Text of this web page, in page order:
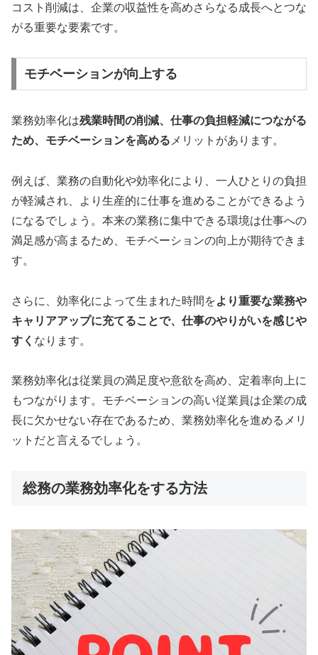
コスト削減は、企業の収益性を高めさらなる成長へとつな
がる重要な要素です。
モチベーションが向上する
業務効率化は残業時間の削減、仕事の負担軽減につながる
ため、モチベーションを高める メリットがあります。
例えば、業務の自動化や効率化により、一人ひとりの負担
が軽減され、より生産的に仕事を進めることができるよう
になるでしょう。本来の業務に集中できる環境は仕事への
満足感が高まるため、モチベーションの向上が期待できま
す。
さらに、効率化によって生まれた時間をより重要な業務や
キャリアアップに充てることで、仕事のやりがいを感じや
すく なります。
業務効率化は従業員の満足度や意欲を高め、定着率向上に
もつながります。モチベーションの高い従業員は企業の成
長に欠かせない存在であるため、業務効率化を進めるメリ
ットだと言えるでしょう。
総務の業務効率化をする方法